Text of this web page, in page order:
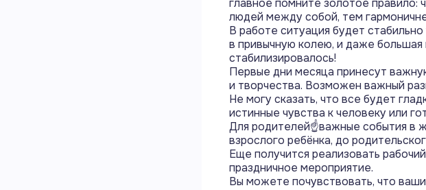
главное помните золотое
людей между собой, тем
В работе ситуация будет
в привычную колею, и даже
стабилизировалось!
Первые дни месяца принесут
и творчества. Возможен важный
Не могу сказать, что все будет
истинные чувства к человеку или
Для родителей☝️важные события в
взрослого ребёнка, до
Еще получится реализовать
праздничное мероприятие.
Вы можете почувствовать, что